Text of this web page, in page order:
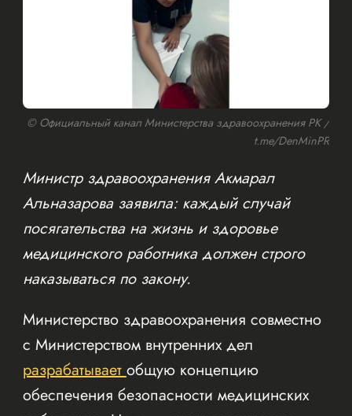
© Официальный канал Министерства здравоохранения РК /
t.me/DenMinPR
Министр здравоохранения Акмарал
Альназарова заявила: каждый случай
посягательства на жизнь и здоровье
медицинского работника должен строго
наказываться по закону.
Министерство здравоохранения совместно
с Министерством внутренних дел
разрабатываетобщую концепцию
обеспечения безопасности медицинских